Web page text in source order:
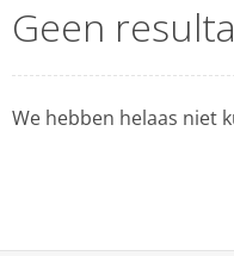
Geen
We hebben helaas niet